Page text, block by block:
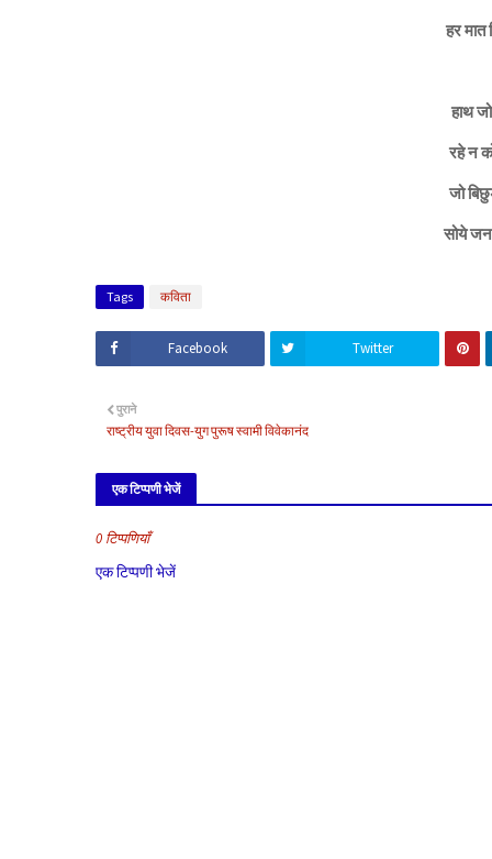
हर मात
हाथ
रहे न
जो
सोये
Tags कविता
Facebook Twitter
पुराने
राष्ट्रीय युवा दिवस-युग पुरूष स्वामी विवेकानंद
एक टिप्पणी भेजें
0 टिप्पणियाँ
एक टिप्पणी भेजें